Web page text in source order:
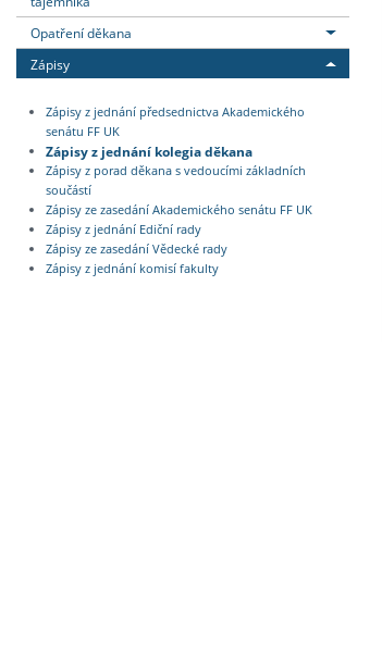
Opatření děkana
Zápisy
Zápisy z jednání předsednictva Akademického
senátu FF UK
Zápisy z jednání kolegia děkana
Zápisy z porad děkana s vedoucími základních
součástí
Zápisy ze zasedání Akademického senátu FF UK
Zápisy z jednání Ediční rady
Zápisy ze zasedání Vědecké rady
Zápisy z jednání komisí fakulty